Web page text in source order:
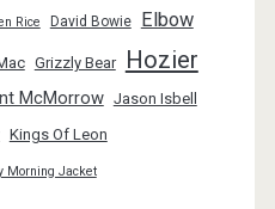
Rice David Bowie Elbow
Grizzly Bear Hozier
McMorrow Jason Isbell
Kings Of Leon
Morning Jacket